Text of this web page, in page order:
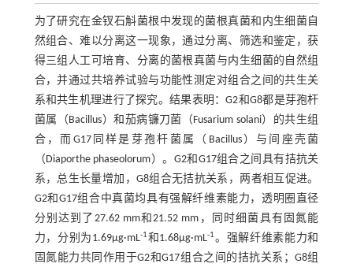
为了研究在金钗石斛菌根中发现的菌根真菌和内生细菌自
然组合、难以分离这一现象，通过分离、筛选和鉴定，获
得三组人工可培育、分离的菌根真菌与内生细菌的自然组
合，并通过共培养试验与功能性测定对组合之间的共生关
系和共生机理进行了探究。结果表明：G2和G8都是芽孢杆
菌属（Bacillus）和茄病镰刀菌（Fusarium solani）的共生组
合，而G17同样是芽孢杆菌属（Bacillus）与间座壳菌
（Diaporthe phaseolorum）。G2和G17组合之间具有拮抗关
系，总生长量增加，G8组合无拮抗关系，两者相互促进。
G2和G17组合中真菌均具有强解纤维素能力，透明圈直径
分别达到了27.62 mm和21.52 mm，同时细菌具有固氮能
力，分别为1.69μg·mL-1和1.68μg·mL-1。强解纤维素能力和
固氮能力共同作用于G2和G17组合之间的拮抗关系；G8组